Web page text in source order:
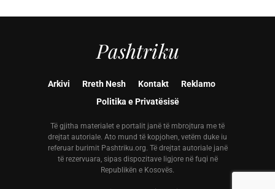
Pashtriku
Arkivi Rreth Nesh Kontakt
Reklamo
Politika e Privatësisë
Të gjitha materialet e portalit janë të mbrojtura me të
drejtat autoriale. Ato mund të kopjohen, vetëm duke iu
referuar burimit Pashtriku.org. Të drejtat autoriale janë
të rezervuara, sipas dispozitave ligjore në fuqi në
Republikën e Kosovës.